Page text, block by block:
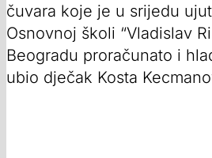
čuvara koje je u srijedu
Osnovnoj školi “Vladislav
Beogradu proračunato i
ubio dječak Kosta